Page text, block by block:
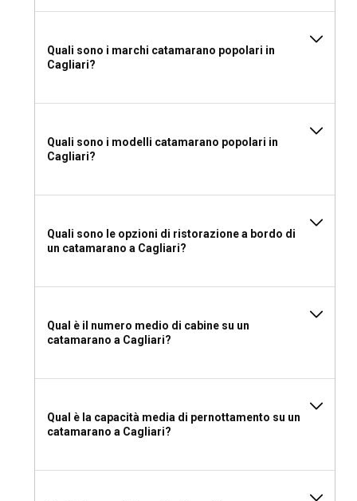
Quali sono i marchi catamarano popolari in
Cagliari?
Quali sono i modelli catamarano popolari in
Cagliari?
Quali sono le opzioni di ristorazione a bordo di
un catamarano a Cagliari?
Qual è il numero medio di cabine su un
catamarano a Cagliari?
Qual è la capacità media di pernottamento su un
catamarano a Cagliari?